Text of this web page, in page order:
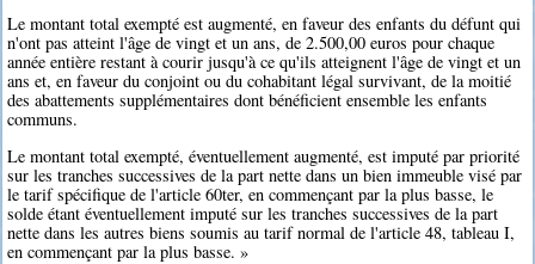
Le montant total exempté est augmenté, en faveur des enfants du défunt qui
n'ont pas atteint l'âge de vingt et un ans, de 2.500,00 euros pour chaque
année entière restant à courir jusqu'à ce qu'ils atteignent l'âge de vingt et un
ans et, en faveur du conjoint ou du cohabitant légal survivant, de la moitié
des abattements supplémentaires dont bénéficient ensemble les enfants
communs.
Le montant total exempté, éventuellement augmenté, est imputé par priorité
sur les tranches successives de la part nette dans un bien immeuble visé par
le tarif spécifique de l'article 60ter, en commençant par la plus basse, le
solde étant éventuellement imputé sur les tranches successives de la part
nette dans les autres biens soumis au tarif normal de l'article 48, tableau I,
en commençant par la plus basse. »